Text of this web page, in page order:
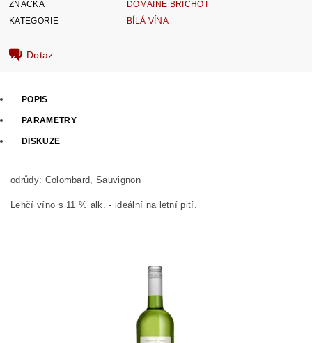
ZNAČKA
DOMAINE BRICHOT
KATEGORIE
BÍLÁ VÍNA
Dotaz
POPIS
PARAMETRY
DISKUZE
odrůdy: Colombard, Sauvignon
Lehčí víno s 11 % alk. - ideální na letní pití.